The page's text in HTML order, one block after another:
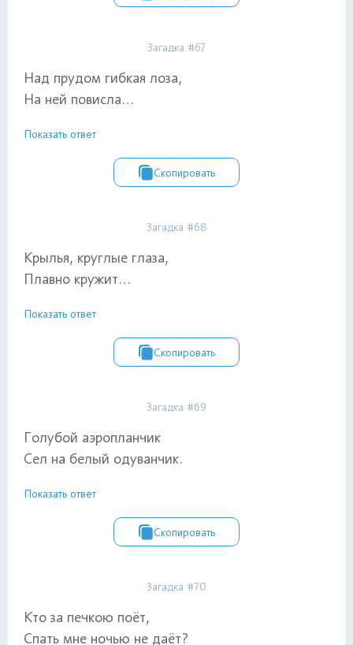
Загадка #67
Над прудом гибкая лоза,
На ней повисла…
Показать ответ
Скопировать
Загадка #68
Крылья, круглые глаза,
Плавно кружит…
Показать ответ
Скопировать
Загадка #69
Голубой аэропланчик
Сел на белый одуванчик.
Показать ответ
Скопировать
Загадка #70
Кто за печкою поёт,
Спать мне ночью не даёт?